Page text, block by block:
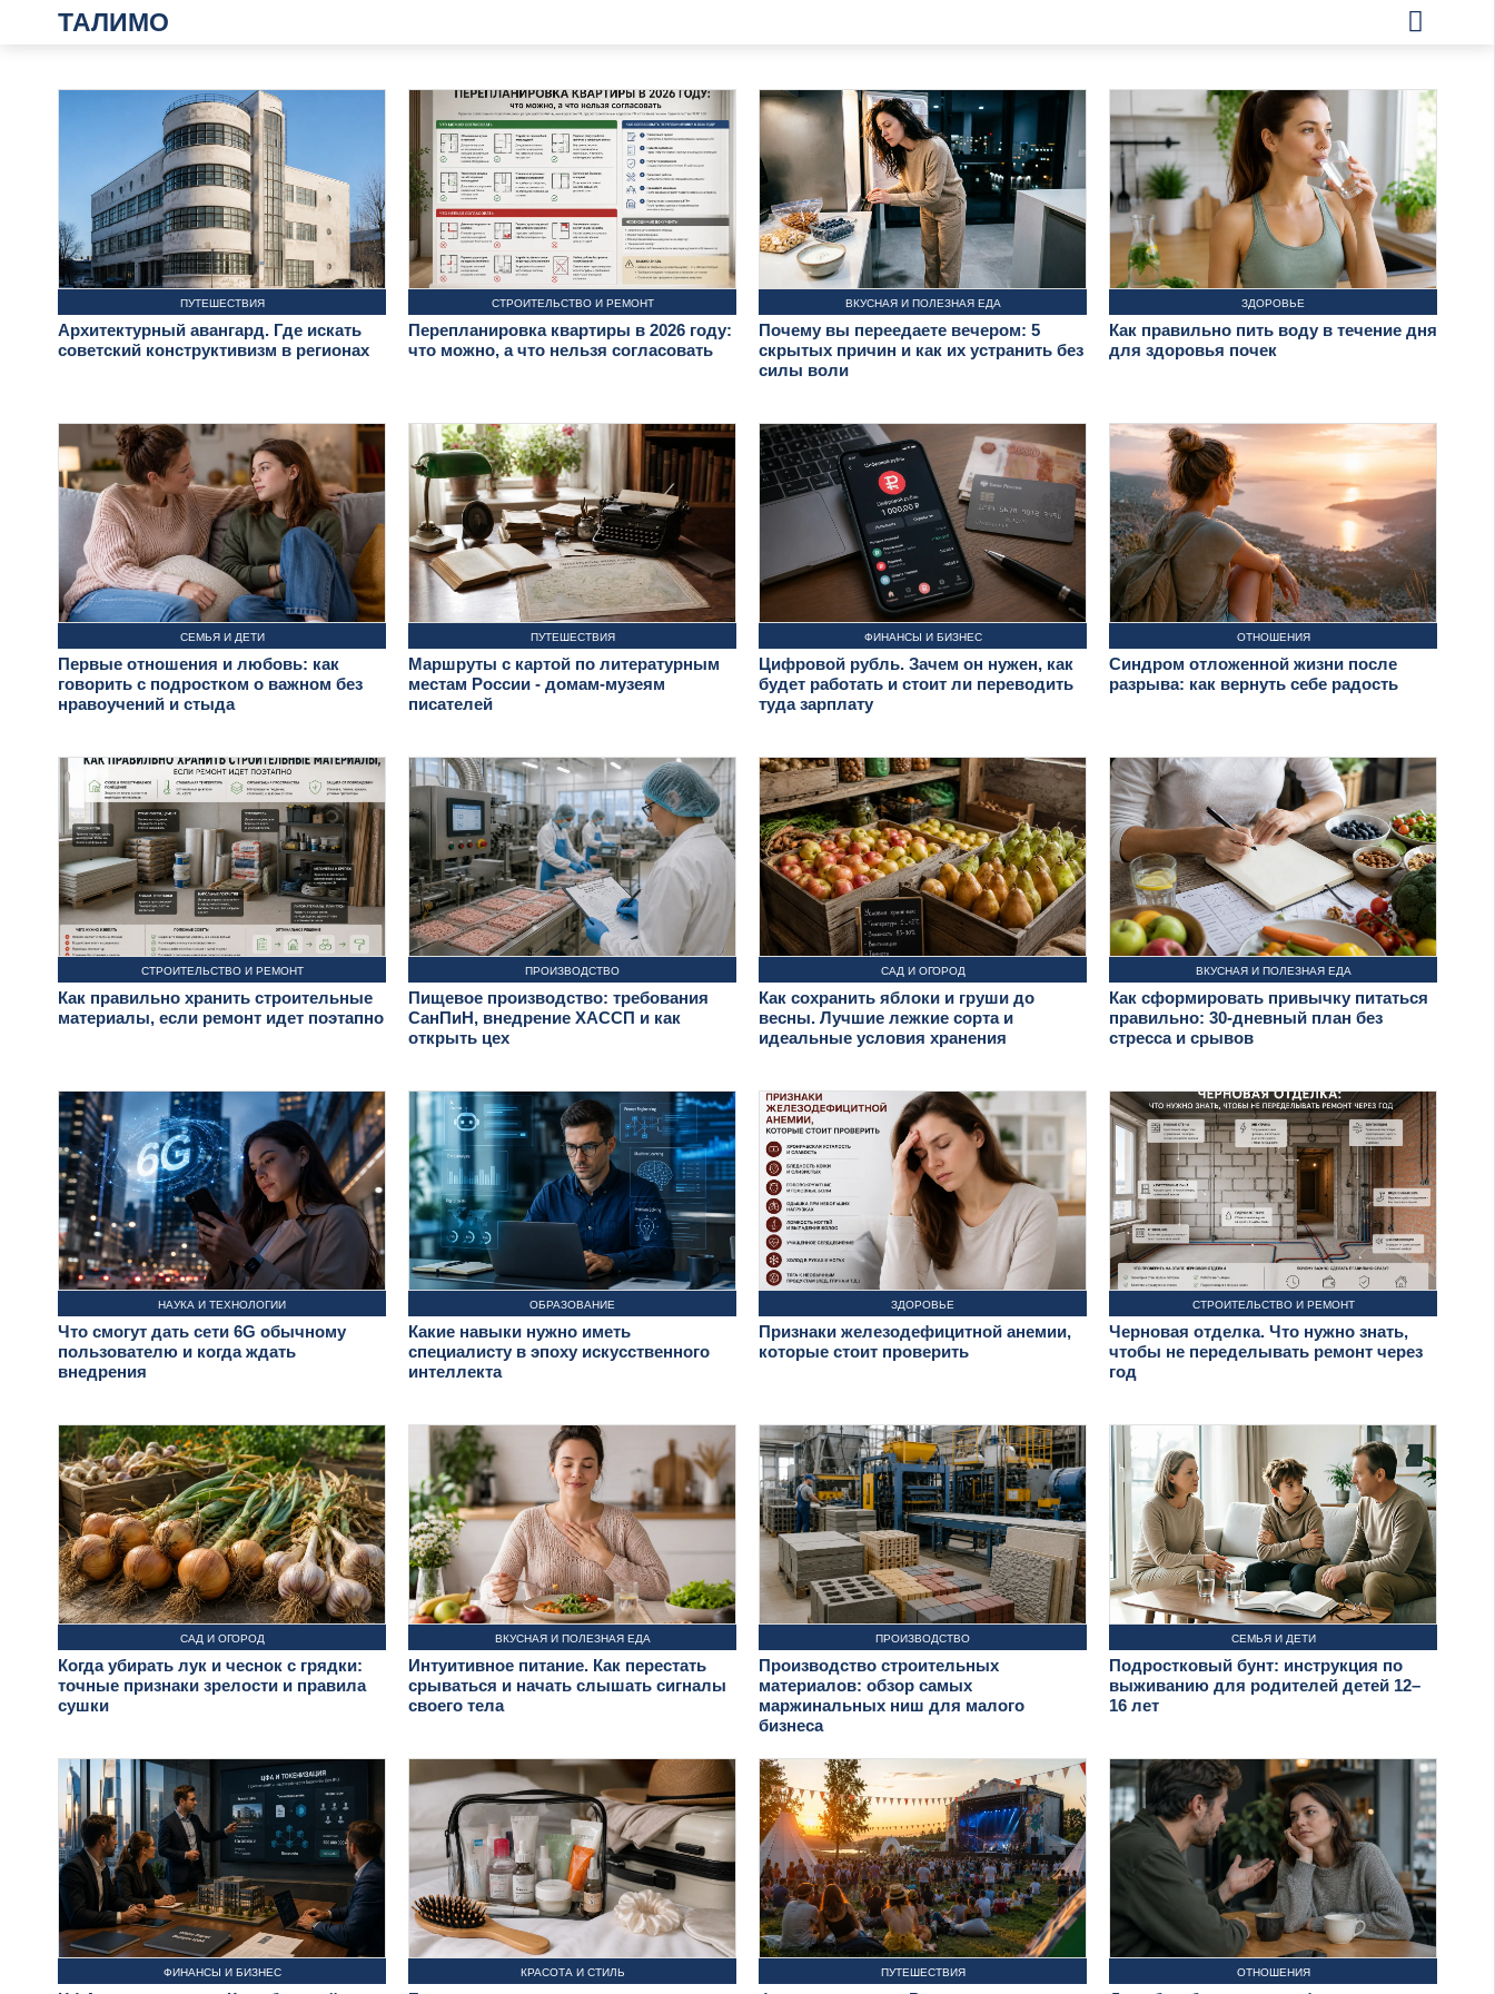
ТАЛИМО
ПУТЕШЕСТВИЯ
Архитектурный авангард. Где искать
советский конструктивизм в регионах
СТРОИТЕЛЬСТВО И РЕМОНТ
Перепланировка квартиры в 2026 году:
что можно, а что нельзя согласовать
ВКУСНАЯ И ПОЛЕЗНАЯ ЕДА
Почему вы переедаете вечером: 5
скрытых причин и как их устранить без
силы воли
ЗДОРОВЬЕ
Как правильно пить воду в течение дня
для здоровья почек
СЕМЬЯ И ДЕТИ
Первые отношения и любовь: как
говорить с подростком о важном без
нравоучений и стыда
ПУТЕШЕСТВИЯ
Маршруты с картой по литературным
местам России - домам-музеям
писателей
ФИНАНСЫ И БИЗНЕС
Цифровой рубль. Зачем он нужен, как
будет работать и стоит ли переводить
туда зарплату
ОТНОШЕНИЯ
Синдром отложенной жизни после
разрыва: как вернуть себе радость
СТРОИТЕЛЬСТВО И РЕМОНТ
Как правильно хранить строительные
материалы, если ремонт идет поэтапно
ПРОИЗВОДСТВО
Пищевое производство: требования
СанПиН, внедрение ХАССП и как
открыть цех
САД И ОГОРОД
Как сохранить яблоки и груши до
весны. Лучшие лежкие сорта и
идеальные условия хранения
ВКУСНАЯ И ПОЛЕЗНАЯ ЕДА
Как сформировать привычку питаться
правильно: 30-дневный план без
стресса и срывов
НАУКА И ТЕХНОЛОГИИ
Что смогут дать сети 6G обычному
пользователю и когда ждать
внедрения
ОБРАЗОВАНИЕ
Какие навыки нужно иметь
специалисту в эпоху искусственного
интеллекта
ЗДОРОВЬЕ
Признаки железодефицитной анемии,
которые стоит проверить
СТРОИТЕЛЬСТВО И РЕМОНТ
Черновая отделка. Что нужно знать,
чтобы не переделывать ремонт через
год
САД И ОГОРОД
Когда убирать лук и чеснок с грядки:
точные признаки зрелости и правила
сушки
ВКУСНАЯ И ПОЛЕЗНАЯ ЕДА
Интуитивное питание. Как перестать
срываться и начать слышать сигналы
своего тела
ПРОИЗВОДСТВО
Производство строительных
материалов: обзор самых
маржинальных ниш для малого
бизнеса
СЕМЬЯ И ДЕТИ
Подростковый бунт: инструкция по
выживанию для родителей детей 12–
16 лет
ФИНАНСЫ И БИЗНЕС КРАСОТА И СТИЛЬ ПУТЕШЕСТВИЯ ОТНОШЕНИЯ